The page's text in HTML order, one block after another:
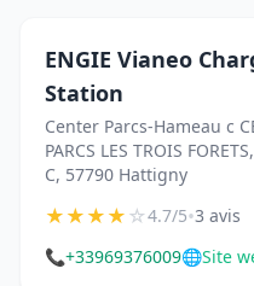
ENGIE Vianeo
Station
Center Parcs-Hameau c
PARCS LES TROIS
C, 57790 Hattigny
★★★★☆4.7/5•3 avis
📞+33969376009🌐Site